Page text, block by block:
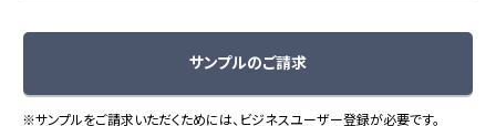
サンプルのご請求
※サンプルをご請求いただくためには、ビジネスユーザー登録が必要です。